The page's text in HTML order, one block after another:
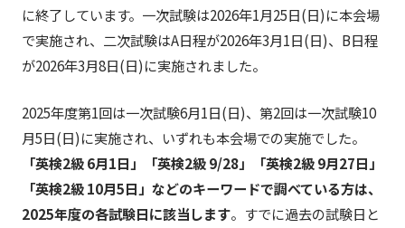
に終了しています。一次試験は2026年1月25日(日)に本会場
で実施され、二次試験はA日程が2026年3月1日(日)、B日程
が2026年3月8日(日)に実施されました。
2025年度第1回は一次試験6月1日(日)、第2回は一次試験10
月5日(日)に実施され、いずれも本会場での実施でした。
「英検2級 6月1日」「英検2級 9/28」「英検2級 9月27日」
「英検2級 10月5日」などのキーワードで調べている方は、
2025年度の各試験日に該当します。すでに過去の試験日と